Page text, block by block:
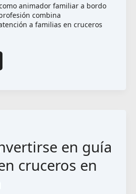
animador familiar a bordo
combina
a familias en cruceros
en guía
cruceros en